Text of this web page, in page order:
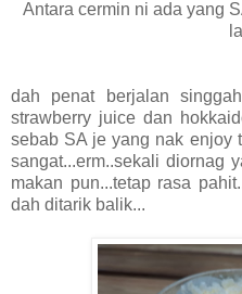
Antara cermin ni ada yang
dah penat berjalan
strawberry juice dan
sebab SA je yang nak enjoy
sangat...erm..sekali diornag
makan pun...tetap rasa
dah ditarik balik...